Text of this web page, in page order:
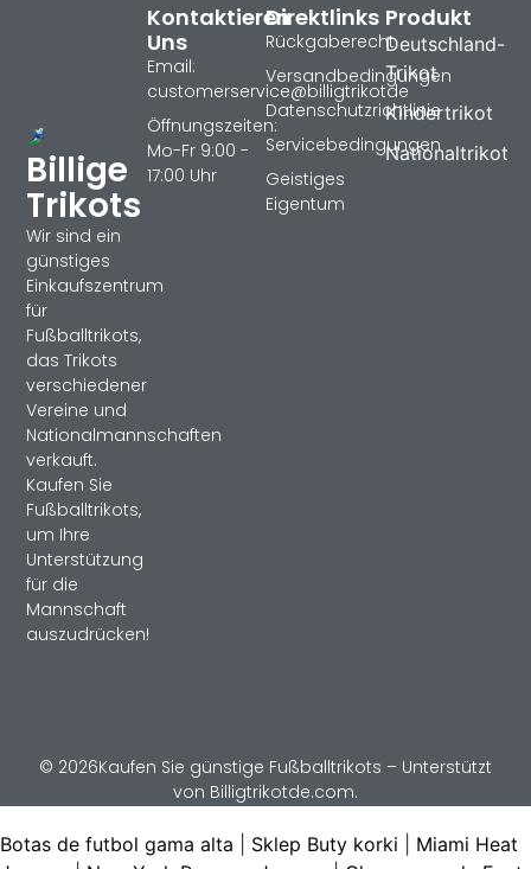
Billige
Trikots
Wir sind ein
günstiges
Einkaufszentrum
für
Fußballtrikots,
das Trikots
verschiedener
Vereine und
Nationalmannschaften
verkauft.
Kaufen Sie
Fußballtrikots,
um Ihre
Unterstützung
für die
Mannschaft
auszudrücken!
Produkt
Deutschland-
Trikot
Kindertrikot
Nationaltrikot
Direktlinks
Rückgaberecht
Versandbedingungen
Datenschutzrichtlinie
Servicebedingungen
Geistiges
Eigentum
Kontaktieren
Uns
Email:
customerservice@billigtrikotde
Öffnungszeiten:
Mo-Fr 9:00 -
17:00 Uhr
© 2026Kaufen Sie günstige Fußballtrikots – Unterstützt
von Billigtrikotde.com.
Botas de futbol gama alta Sklep Buty korki
Miami Heat